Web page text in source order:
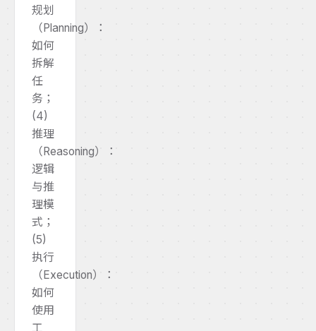
规划
（Planning）：
如何
拆解
任
务；
(4)
推理
（Reasoning）：
逻辑
与推
理模
式；
(5)
执行
（Execution）：
如何
使用
工